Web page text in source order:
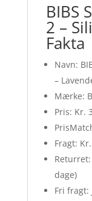
BIBS
2 –
Fakta
Navn:
–
Mærke:
Pris: Kr.
Fragt:
dage)
Fri fragt: